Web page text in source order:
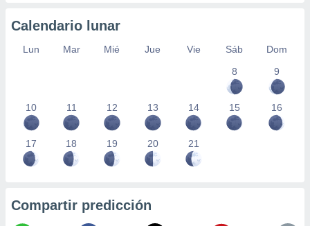
Calendario lunar
Lun Mar Mié Jue Vie Sáb
Dom
8
9
10 11 12 13 14 15 16
17 18 19 20 21
Compartir predicción